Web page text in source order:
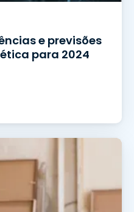
e previsões
para 2024